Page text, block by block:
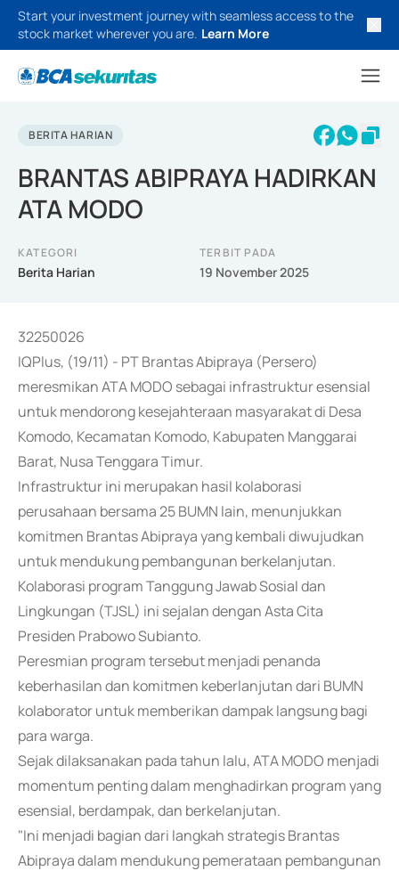
Start your investment journey with seamless access to the
stock market wherever you are. Learn More
BERITA HARIAN
BRANTAS ABIPRAYA HADIRKAN
ATA MODO
KATEGORI
Berita Harian
TERBIT PADA
19 November 2025
32250026
IQPlus, (19/11) - PT Brantas Abipraya (Persero)
meresmikan ATA MODO sebagai infrastruktur esensial
untuk mendorong kesejahteraan masyarakat di Desa
Komodo, Kecamatan Komodo, Kabupaten Manggarai
Barat, Nusa Tenggara Timur.
Infrastruktur ini merupakan hasil kolaborasi
perusahaan bersama 25 BUMN lain, menunjukkan
komitmen Brantas Abipraya yang kembali diwujudkan
untuk mendukung pembangunan berkelanjutan.
Kolaborasi program Tanggung Jawab Sosial dan
Lingkungan (TJSL) ini sejalan dengan Asta Cita
Presiden Prabowo Subianto.
Peresmian program tersebut menjadi penanda
keberhasilan dan komitmen keberlanjutan dari BUMN
kolaborator untuk memberikan dampak langsung bagi
para warga.
Sejak dilaksanakan pada tahun lalu, ATA MODO menjadi
momentum penting dalam menghadirkan program yang
esensial, berdampak, dan berkelanjutan.
"Ini menjadi bagian dari langkah strategis Brantas
Abipraya dalam mendukung pemerataan pembangunan